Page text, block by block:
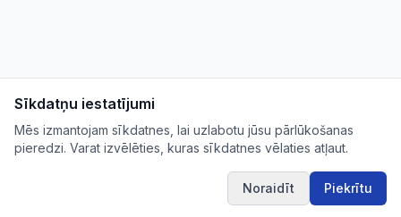
Sīkdatņu iestatījumi
Mēs izmantojam sīkdatnes, lai uzlabotu jūsu pārlūkošanas
pieredzi. Varat izvēlēties, kuras sīkdatnes vēlaties atļaut.
Noraidīt Piekrītu